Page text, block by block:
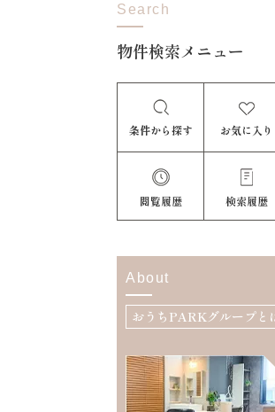
Search
物件検索メニュー
条件から探す お気に入り
閲覧履歴 検索履歴
About
おうちPARKグループと